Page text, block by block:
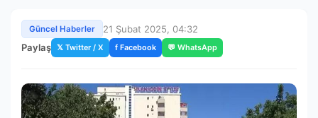
Güncel Haberler
21 Şubat 2025, 04:32
Paylaş 𝕏 Twitter / X f Facebook 💬 WhatsApp